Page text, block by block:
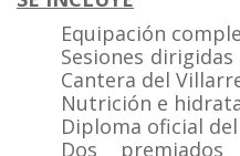
Equipación
Sesiones
Cantera del
Nutrición e
Diploma oficial
Dos